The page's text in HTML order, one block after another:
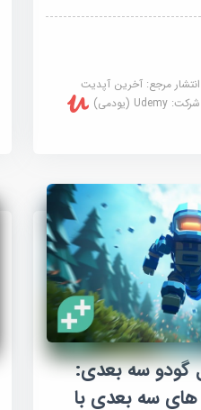
انتشار مرجع: آخرین آپدیت
شرکت: Udemy (یودمی)
گودو سه بعدی:
سه بعدی با